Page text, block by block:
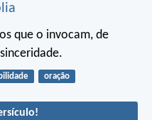
que o invocam, de
oração